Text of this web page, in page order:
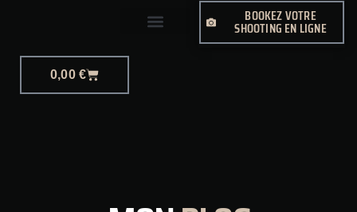
BOOKEZ VOTRE
SHOOTING EN LIGNE
0,00 €